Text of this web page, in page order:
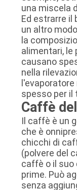
una miscela
Ed estrarre il
un altro
la
alimentari, le
causano
nella
spesso per
Caffè
Il caffè è un
che è
chicchi di
(polvere del
caffè o il
prime. Può
senza